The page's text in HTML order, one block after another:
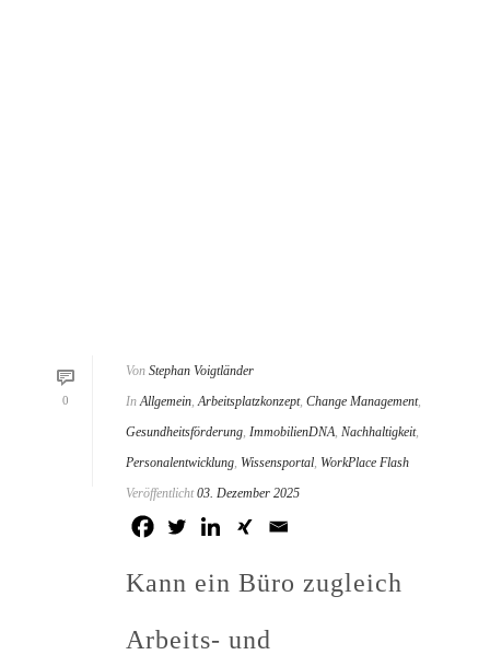
0
Von Stephan Voigtländer
In Allgemein Arbeitsplatzkonzept, Change Management,
Gesundheitsförderung ImmobilienDNA Nachhaltigkeit,
Personalentwicklung Wissensportal WorkPlace Flash
Veröffentlicht 03. Dezember 2025
Kann ein Büro zugleich
Arbeits- und